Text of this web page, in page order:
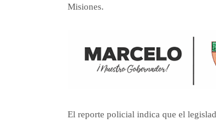
Misiones.
El reporte policial indica que el